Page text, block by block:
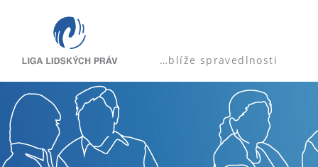
…blíže spravedlnosti